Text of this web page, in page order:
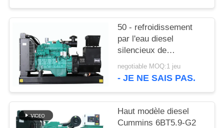
50 - refroidissement
par l'eau diesel
silencieux de
générateur de 1250kva
Cummins avec
negotiable MOQ:1 jeu
- JE NE SAIS PAS.
Haut modèle diesel
Cummins 6BT5.9-G2